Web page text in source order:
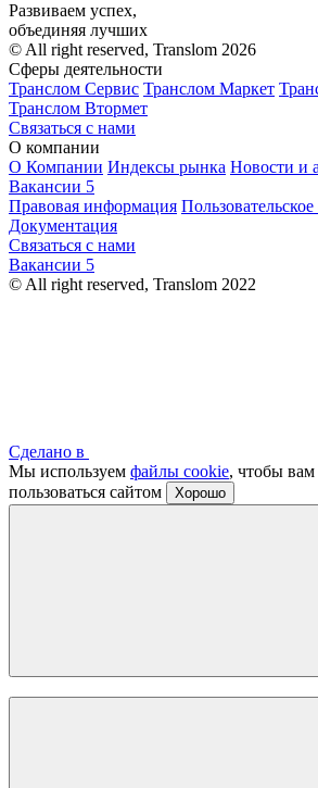
Развиваем успех,
объединяя лучших
© All right reserved, Translom 2026
Сферы деятельности
Транслом Сервис Транслом Маркет
Транслом Втормет
Связаться с нами
О компании
О Компании Индексы рынка Новости и
Вакансии 5
Правовая информация
Документация
Связаться с нами
Вакансии 5
© All right reserved, Translom 2022
Сделано в
Мы используем файлы cookie, чтобы
пользоваться сайтом
Хорошо